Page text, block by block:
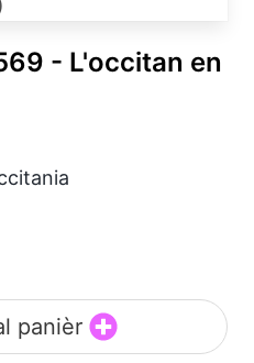
- L'occitan en
panièr